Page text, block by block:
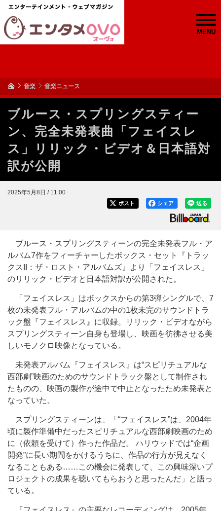
MENU
音楽 音楽ニュース
ブルース・スプリングスティー
ン、完全未発表曲「フェイスレ
ス」リリック・ビデオ＆日本語対
訳が公開
2025年5月8日 / 11:00
送る
シェア
ポスト
ブルース・スプリングスティーンの完全未発表フル・ア
ルバム7作をフィーチャーしたボックス・セット『トラッ
クスII：ザ・ロスト・アルバムズ』より「フェイスレス」
のリリック・ビデオと日本語対訳が公開された。
「フェイスレス」はボックスからの第3弾シングルで、7
枚の未発表フル・アルバムの中の1枚未完のサウンドトラ
ック盤『フェイスレス』に収録。リリック・ビデオながら
スプリングスティーン自身も登場し、映画を彷彿させる美
しいモノクロ映像となっている。
未発表アルバム『フェイスレス』は“スピリチュアルな
西部劇”映画のためのサウンドトラック盤として制作され
たものの、映画の製作が途中で中止となったため未発表と
なっていた。
スプリングスティーンは、「“フェイスレス”は、2004年
頃に製作準備中だったスピリチュアルな西部劇映画のため
に（依頼を受けて）作った作品だ。 ハリウッドでは“企画
開発”に長い期間をかけるうちに、作品の行方が見えなく
なることもある……この機会に発表して、この興味深いプ
ロジェクトの成果を聴いてもらおうと思ったんだ」と語っ
ている。